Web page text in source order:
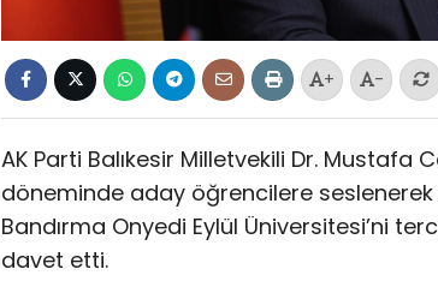
+ -
AK Parti Balıkesir Milletvekili Dr. Mustafa
döneminde aday öğrencilere seslenerek
Bandırma Onyedi Eylül Üniversitesi’ni
davet etti.